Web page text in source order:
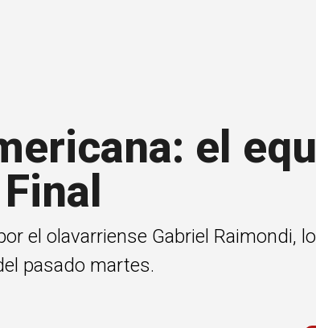
el
el olavarriense Gabriel Raimondi,
pasado martes.